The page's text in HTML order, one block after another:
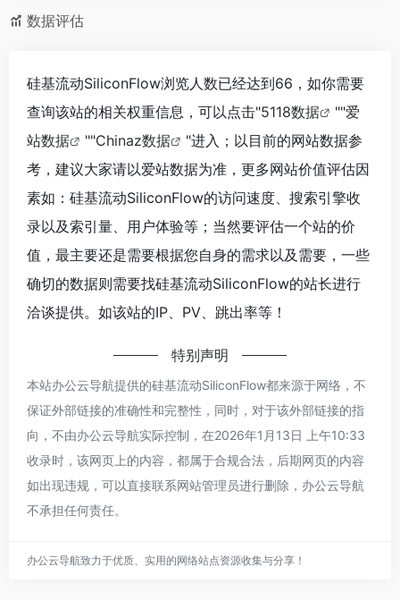
数据评估
硅基流动SiliconFlow浏览人数已经达到66，如你需要
查询该站的相关权重信息，可以点击"5118数据 ""爱
站数据
""Chinaz数据
"进入；以目前的网站数据参
考，建议大家请以爱站数据为准，更多网站价值评估因
素如：硅基流动SiliconFlow的访问速度、搜索引擎收
录以及索引量、用户体验等；当然要评估一个站的价
值，最主要还是需要根据您自身的需求以及需要，一些
确切的数据则需要找硅基流动SiliconFlow的站长进行
洽谈提供。如该站的IP、PV、跳出率等！
特别声明
本站办公云导航提供的硅基流动SiliconFlow都来源于网络，不
保证外部链接的准确性和完整性，同时，对于该外部链接的指
向，不由办公云导航实际控制，在2026年1月13日 上午10:33
收录时，该网页上的内容，都属于合规合法，后期网页的内容
如出现违规，可以直接联系网站管理员进行删除，办公云导航
不承担任何责任。
办公云导航致力于优质、实用的网络站点资源收集与分享！